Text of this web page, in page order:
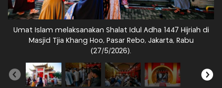
Umat Islam melaksanakan Shalat Idul Adha 1447 Hijriah di
Masjid Tjia Khang Hoo, Pasar Rebo, Jakarta, Rabu
(27/5/2026).